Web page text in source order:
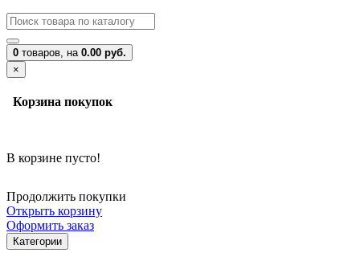
0 товаров, на 0.00 руб.
×
Корзина покупок
В корзине пусто!
Продолжить покупки
Открыть корзину
Оформить заказ
Категории